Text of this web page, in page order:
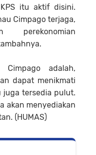
itu aktif disini.
Cimpago terjaga,
perekonomian
adalah,
dapat menikmati
juga tersedia pulut.
akan menyediakan
(HUMAS)